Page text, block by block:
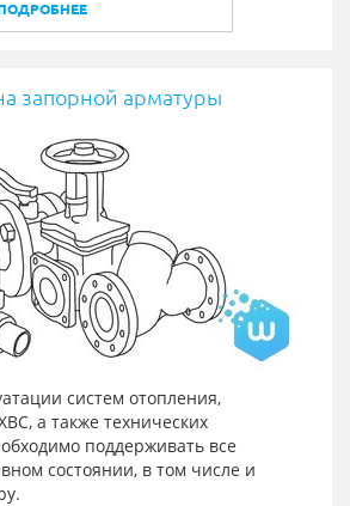
запорной арматуры
систем отопления,
а также технических
поддерживать все
состоянии, в том числе и